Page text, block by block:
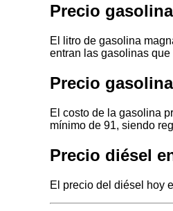
Precio
El litro de gasolina
entran las gasolinas
Precio
El costo de la gasolina
mínimo de 91, siendo
Precio diésel
El precio del diésel hoy